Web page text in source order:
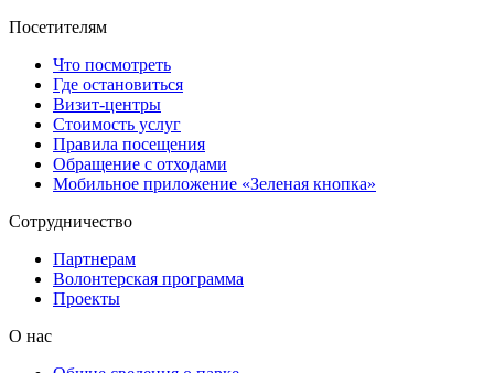
Посетителям
Что посмотреть
Где остановиться
Визит-центры
Стоимость услуг
Правила посещения
Обращение с отходами
Мобильное приложение «Зеленая кнопка»
Сотрудничество
Партнерам
Волонтерская программа
Проекты
О нас